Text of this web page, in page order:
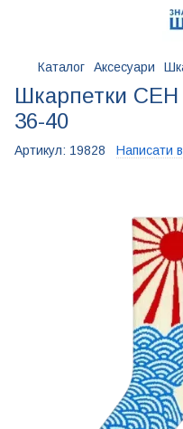
Каталог Аксесуари
Шкарпетки
36-40
Артикул: 19828 Написати